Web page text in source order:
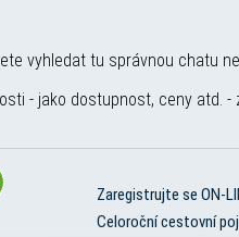
vyhledat tu správnou chatu
- jako dostupnost, ceny atd.
Zaregistrujte se ON-
Celoroční cestovní